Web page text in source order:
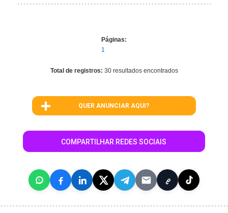
Páginas:
1
Total de registros: 30 resultados encontrados
QUER ANUNCIAR AQUI?
COMPARTILHAR REDES SOCIAIS